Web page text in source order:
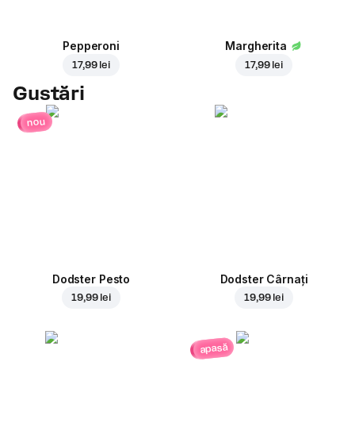
Pepperoni
17,99 lei
Margherita
17,99 lei
Gustări
nou
Dodster Pesto
19,99 lei
Dodster Cârnați
19,99 lei
apasă